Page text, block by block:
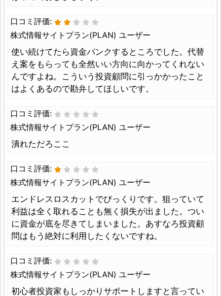
口コミ評価:
株式情報サイトプラン(PLAN) ユーザー
使い続けてたら資金パンクするところでした。代替
え案をもらっても全然いい方向に向かってくれない
んですよね。こういう投資顧問に引っかかったこと
はよくあるので勘弁してほしいです。
口コミ評価:
株式情報サイトプラン(PLAN) ユーザー
潰れただろここ
口コミ評価:
株式情報サイトプラン(PLAN) ユーザー
エンドレスロスカットでびっくりです。狙っていて
利益は全く取れることも無く損失が出ました。つい
に資金が底を尽きてしまいました。あすなろ投資顧
問はもう絶対に利用したくないですね。
口コミ評価:
株式情報サイトプラン(PLAN) ユーザー
初心者投資家もしっかりサポートしますと言ってい